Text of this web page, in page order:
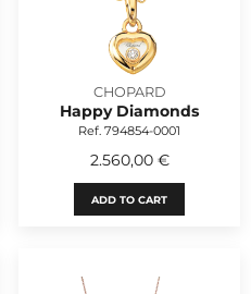
CHOPARD
Happy Diamonds
Ref. 794854-0001
2.560,00 €
ADD TO CART